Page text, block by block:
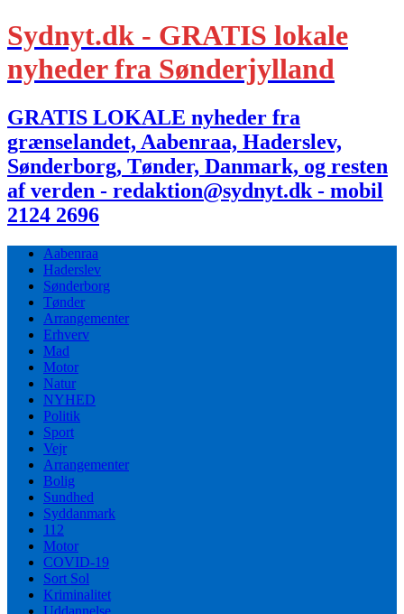
Sydnyt.dk - GRATIS lokale
nyheder fra Sønderjylland
GRATIS LOKALE nyheder fra
grænselandet, Aabenraa, Haderslev,
Sønderborg, Tønder, Danmark, og resten
af verden - redaktion@sydnyt.dk - mobil
2124 2696
Aabenraa
Haderslev
Sønderborg
Tønder
Arrangementer
Erhverv
Mad
Motor
Natur
NYHED
Politik
Sport
Vejr
Arrangementer
Bolig
Sundhed
Syddanmark
112
Motor
COVID-19
Sort Sol
Kriminalitet
Uddannelse